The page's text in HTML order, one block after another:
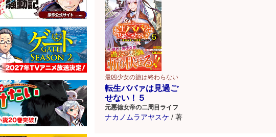
最凶少女の旅は終わらない
転生ババァは見過ご
せない！５
元悪徳女帝の二周目ライフ
ナカノムラアヤスケ / 著